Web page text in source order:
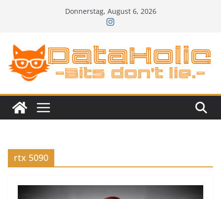
Donnerstag, August 6, 2026
rtx 5090